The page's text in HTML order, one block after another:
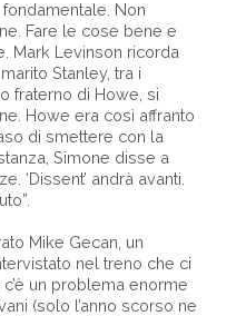
Non
Fare le cose bene e
Mark Levinson ricorda
Stanley, tra i
fraterno di Howe, si
Howe era così affranto
di smettere con la
Simone disse a
‘Dissent’ andrà avanti.
Mike Gecan, un
nel treno che ci
un problema enorme
(solo l’anno scorso ne